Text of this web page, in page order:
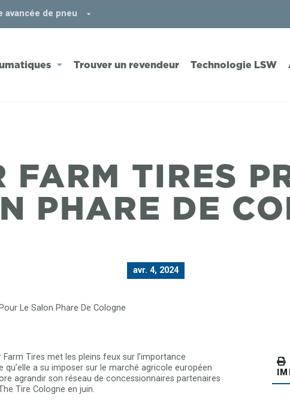
avancée de pneu
Trouver un revendeur Technologie LSW
FARM TIRES
PHARE DE
avr. 4, 2024
Farm Tires met les pleins feux sur l’importance
qu’elle a su imposer sur le marché agricole européen
agrandir son réseau de concessionnaires partenaires
Tire Cologne en juin.